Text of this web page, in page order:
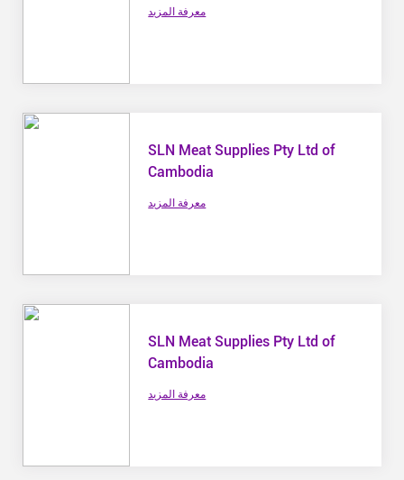
معرفة المزيد
SLN Meat Supplies Pty Ltd of
Cambodia
معرفة المزيد
SLN Meat Supplies Pty Ltd of
Cambodia
معرفة المزيد